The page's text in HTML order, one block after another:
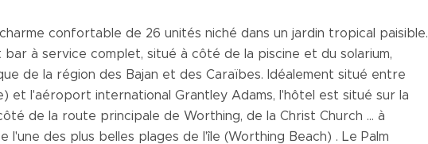
confortable de 26 unités niché dans un jardin tropical paisible.
à service complet, situé à côté de la piscine et du solarium,
de la région des Bajan et des Caraïbes. Idéalement situé entre
et l'aéroport international Grantley Adams, l'hôtel est situé sur la
de la route principale de Worthing, de la Christ Church ... à
l'une des plus belles plages de l'île (Worthing Beach) . Le Palm